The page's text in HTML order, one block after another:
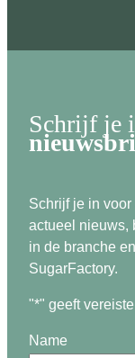
Schrijf je
Schrijf je in
actueel nieuws,
in de branche
SugarFactory.
"*" geeft
Name